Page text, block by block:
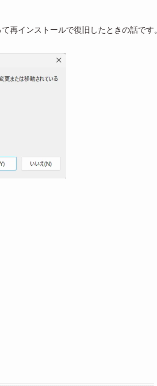
再インストールで復旧したときの話です。